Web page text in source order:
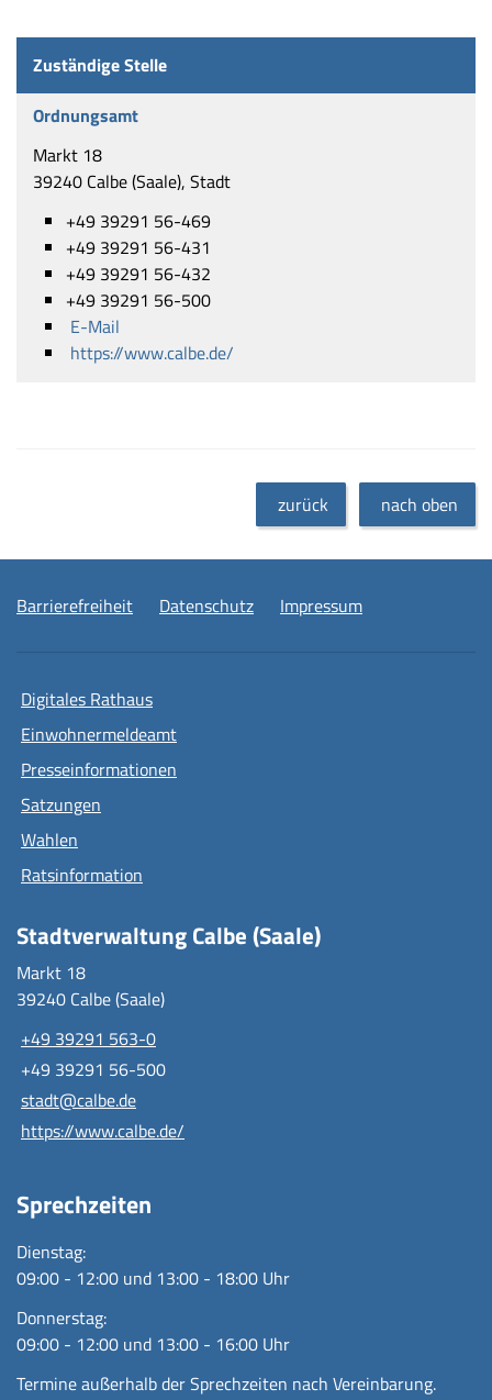
Zuständige Stelle
Ordnungsamt
Markt 18
39240 Calbe (Saale), Stadt
+49 39291 56-469
+49 39291 56-431
+49 39291 56-432
+49 39291 56-500
E-Mail
https://www.calbe.de/
zurück nach oben
Barrierefreiheit Datenschutz Impressum
Digitales Rathaus
Einwohnermeldeamt
Presseinformationen
Satzungen
Wahlen
Ratsinformation
Stadtverwaltung Calbe (Saale)
Markt 18
39240 Calbe (Saale)
+49 39291 563-0
+49 39291 56-500
stadt@calbe.de
https://www.calbe.de/
Sprechzeiten
Dienstag:
09:00 - 12:00 und 13:00 - 18:00 Uhr
Donnerstag:
09:00 - 12:00 und 13:00 - 16:00 Uhr
Termine außerhalb der Sprechzeiten nach Vereinbarung.